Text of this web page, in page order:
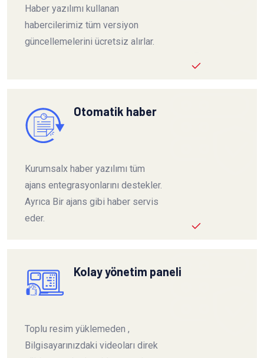
Haber yazılımı kullanan
habercilerimiz tüm versiyon
güncellemelerini ücretsiz alırlar.
Otomatik haber
Kurumsalx haber yazılımı tüm
ajans entegrasyonlarını destekler.
Ayrıca Bir ajans gibi haber servis
eder.
Kolay yönetim paneli
Toplu resim yüklemeden ,
Bilgisayarınızdaki videoları direk